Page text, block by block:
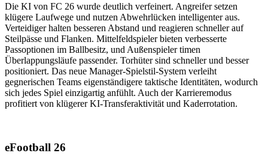
Die KI von FC 26 wurde deutlich verfeinert. Angreifer setzen
klügere Laufwege und nutzen Abwehrlücken intelligenter aus.
Verteidiger halten besseren Abstand und reagieren schneller auf
Steilpässe und Flanken. Mittelfeldspieler bieten verbesserte
Passoptionen im Ballbesitz, und Außenspieler timen
Überlappungsläufe passender. Torhüter sind schneller und besser
positioniert. Das neue Manager-Spielstil-System verleiht
gegnerischen Teams eigenständigere taktische Identitäten, wodurch
sich jedes Spiel einzigartig anfühlt. Auch der Karrieremodus
profitiert von klügerer KI-Transferaktivität und Kaderrotation.
eFootball 26